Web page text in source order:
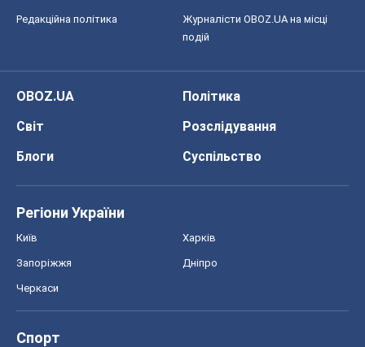
Редакційна політика
Журналісти OBOZ.UA на місці
подій
OBOZ.UA
Політика
Світ
Розслідування
Блоги
Суспільство
Регіони України
Київ Харків
Запоріжжя Дніпро
Черкаси
Спорт